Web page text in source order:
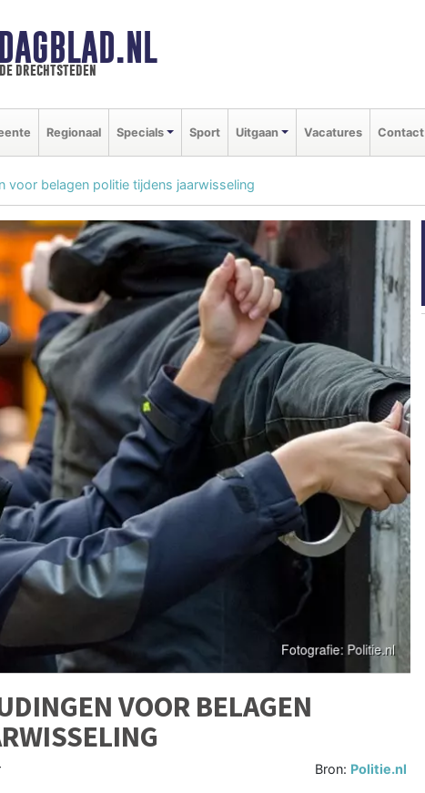
drechtsteden
Regionaal Specials Sport Uitgaan Vacatures Contact
voor belagen politie tijdens jaarwisseling
VOOR BELAGEN
Bron: Politie.nl